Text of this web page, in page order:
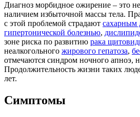
Диагноз морбидное ожирение – это
наличием избыточной массы тела.
с этой проблемой страдают сахарным
гипертонической болезнью,
зоне риска по развитию рака
неалкогольного жирового гепатоза,
отмечаются синдром ночного апноэ,
Продолжительность жизни таких
лет.
Симптомы